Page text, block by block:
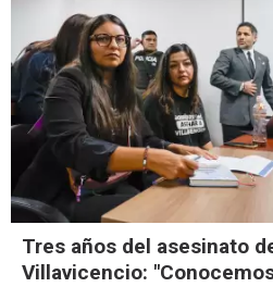
Tres años del asesinato
Villavicencio: